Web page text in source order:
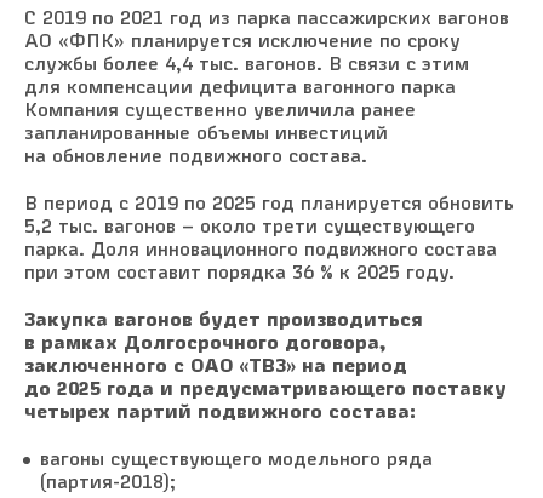
С 2019 по 2021 год из парка пассажирских вагонов
АО «ФПК» планируется исключение по сроку
службы более 4,4 тыс. вагонов. В связи с этим
для компенсации дефицита вагонного парка
Компания существенно увеличила ранее
запланированные объемы инвестиций
на обновление подвижного состава.
В период с 2019 по 2025 год планируется обновить
5,2 тыс. вагонов – около трети существующего
парка. Доля инновационного подвижного состава
при этом составит порядка 36 % к 2025 году.
Закупка вагонов будет производиться
в рамках Долгосрочного договора,
заключенного с ОАО «ТВЗ» на период
до 2025 года и предусматривающего поставку
четырех партий подвижного состава:
вагоны существующего модельного ряда
(партия-2018);